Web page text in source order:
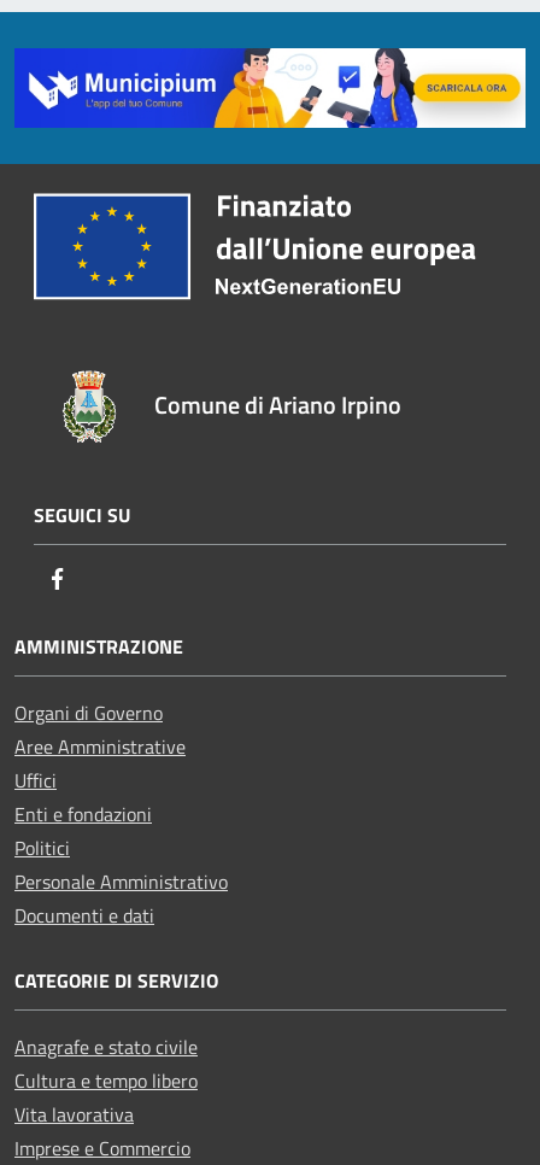
Comune di Ariano Irpino
SEGUICI SU
AMMINISTRAZIONE
Organi di Governo
Aree Amministrative
Uffici
Enti e fondazioni
Politici
Personale Amministrativo
Documenti e dati
CATEGORIE DI SERVIZIO
Anagrafe e stato civile
Cultura e tempo libero
Vita lavorativa
Imprese e Commercio